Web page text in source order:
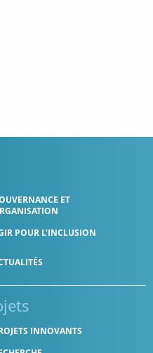
ET
POUR L'INCLUSION
INNOVANTS